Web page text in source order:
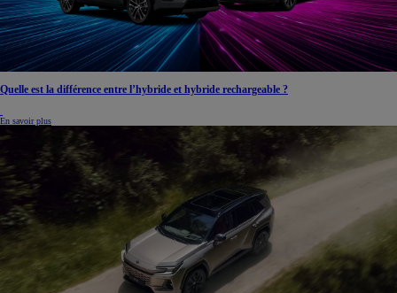
Quelle est la différence entre l’hybride et hybride rechargeable ?
En savoir plus